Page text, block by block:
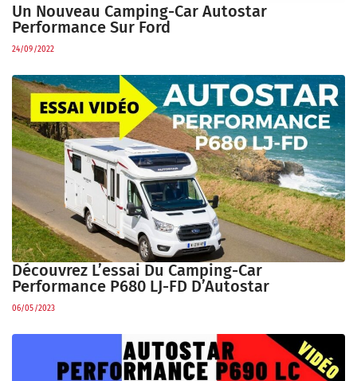
Un Nouveau Camping-Car Autostar
Performance Sur Ford
24/09/2022
Découvrez L’essai Du Camping-Car
Performance P680 LJ-FD D’Autostar
06/05/2023